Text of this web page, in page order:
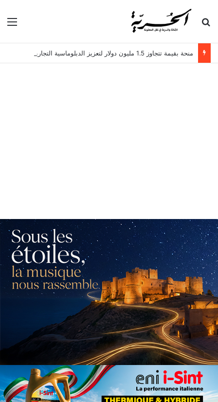
بحث عن